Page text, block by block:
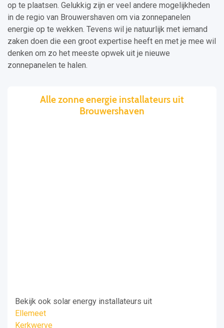
op te plaatsen. Gelukkig zijn er veel andere mogelijkheden
in de regio van Brouwershaven om via zonnepanelen
energie op te wekken. Tevens wil je natuurlijk met iemand
zaken doen die een groot expertise heeft en met je mee wil
denken om zo het meeste opwek uit je nieuwe
zonnepanelen te halen.
Alle zonne energie installateurs uit
Brouwershaven
Bekijk ook solar energy installateurs uit
Ellemeet
Kerkwerve